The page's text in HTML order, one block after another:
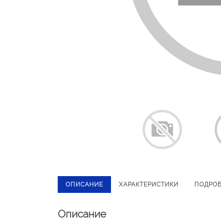
ОПИСАНИЕ ХАРАКТЕРИСТИКИ
Описание